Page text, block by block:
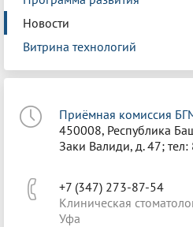
Новости
Витрина технологий
Приёмная комиссия
450008, Республика
Заки Валиди, д. 47;
+7 (347) 273-87-54
Клиническая
Уфа